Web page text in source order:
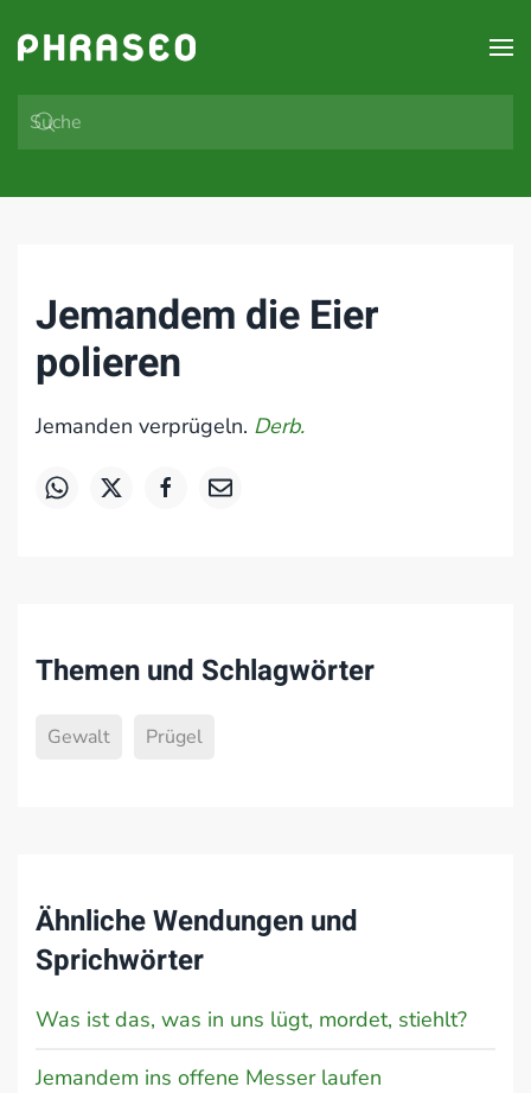
Zum Hauptinhalt springen
Jemandem die Eier
polieren
Jemanden verprügeln. Derb.
Themen und Schlagwörter
Gewalt Prügel
Ähnliche Wendungen und
Sprichwörter
Was ist das, was in uns lügt, mordet, stiehlt?
Jemandem ins offene Messer laufen